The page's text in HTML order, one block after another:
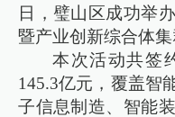
日，璧山区成功举
暨产业创新综合体集
本次活动共签
145.3亿元，覆盖智
子信息制造、智能